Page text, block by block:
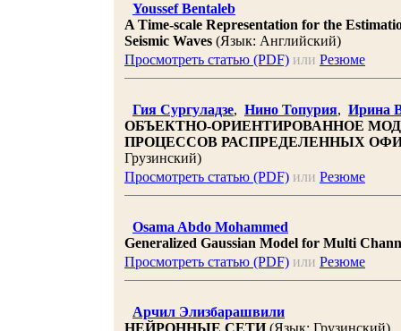
Youssef Bentaleb
A Time-scale Representation for the
Seismic Waves (Язык: Английский)
Просмотреть статью (PDF) или Резюме
Гия Сургуладзе, Нино Топурия, Ирина
ОБЪЕКТНО-ОРИЕНТИРОВАННОЕ
ПРОЦЕССОВ РАСПРЕДЕЛЕННЫХ
Грузинский)
Просмотреть статью (PDF) или Резюме
Osama Abdo Mohammed
Generalized Gaussian Model for Multi
Просмотреть статью (PDF) или Резюме
Арчил Элизбарашвили
НЕЙРОННЫЕ СЕТИ(Язык: Грузинский)